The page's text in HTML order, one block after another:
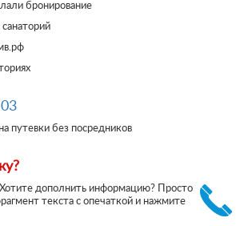
бронирование
путевки без посредников
дополнить информацию? Просто
текста c опечаткой и нажмите